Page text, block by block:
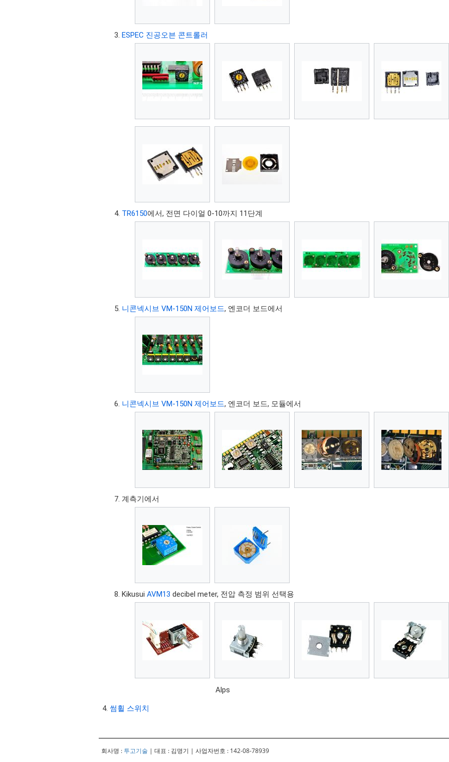
ESPEC 진공오븐 콘트롤러
TR6150에서, 전면 다이얼 0-10까지 11단계
니콘넥시브 VM-150N 제어보드, 엔코더 보드에서
니콘넥시브 VM-150N 제어보드, 엔코더 보드, 모듈에서
계측기에서
KikusuiAVM13 decibel meter, 전압 측정 범위 선택용
Alps
썸휠 스위치
회사명 : 투고기술 | 대표 : 김명기 | 사업자번호 : 142-08-78939